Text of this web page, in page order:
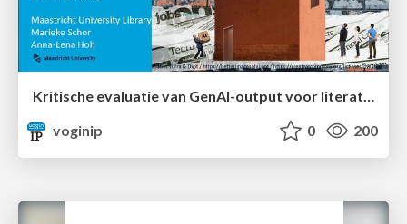
Kritische evaluatie van GenAI-output voor literatuuronderzoek
voginip
0 200